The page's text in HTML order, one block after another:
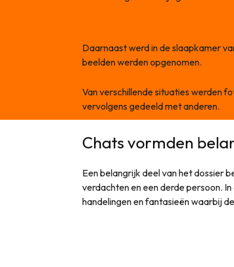
Daarnaast werd in de slaapkamer
beelden werden opgenomen.
Van verschillende situaties werden
vervolgens gedeeld met anderen.
Chats vormden
Een belangrijk deel van het dossier
verdachten en een derde persoon.
handelingen en fantasieën waarbij